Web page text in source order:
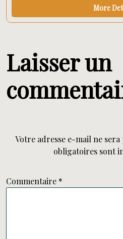
More
Laisser un
Votre adresse e-mail ne sera
obligatoires sont
Commentaire *